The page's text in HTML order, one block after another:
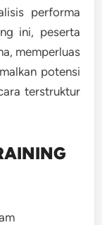
performa
ini, peserta
memperluas
potensi
terstruktur